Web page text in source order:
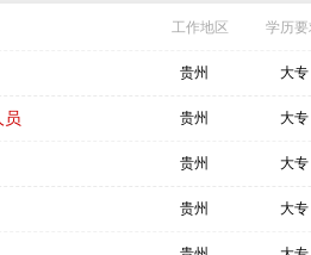
工作地区 学历
贵州 大专
员 贵州 大专
贵州 大专
贵州 大专